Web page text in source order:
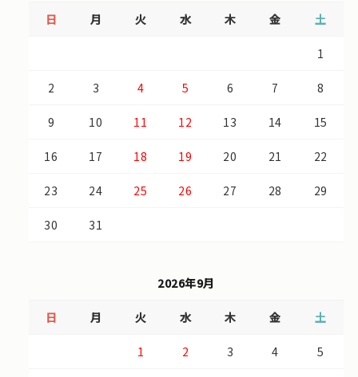
日 月 火 水 木 金 土
1
2 3 4 5 6 7 8
9 10 11 12 13 14 15
16 17 18 19 20 21 22
23 24 25 26 27 28 29
30 31
2026年9月
日 月 火 水 木 金 土
1 2 3 4 5